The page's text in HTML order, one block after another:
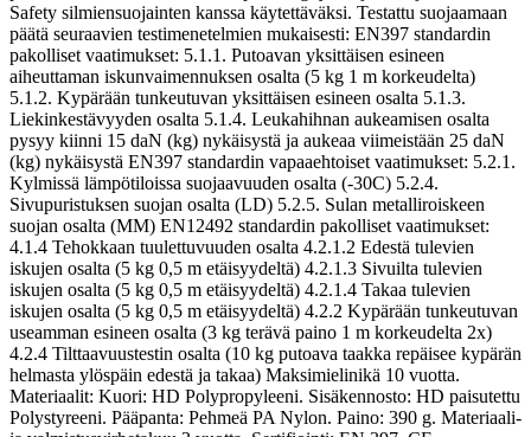
Safety silmiensuojainten kanssa käytettäväksi. Testattu suojaamaan
päätä seuraavien testimenetelmien mukaisesti: EN397 standardin
pakolliset vaatimukset: 5.1.1. Putoavan yksittäisen esineen
aiheuttaman iskunvaimennuksen osalta (5 kg 1 m korkeudelta)
5.1.2. Kypärään tunkeutuvan yksittäisen esineen osalta 5.1.3.
Liekinkestävyyden osalta 5.1.4. Leukahihnan aukeamisen osalta
pysyy kiinni 15 daN (kg) nykäisystä ja aukeaa viimeistään 25 daN
(kg) nykäisystä EN397 standardin vapaaehtoiset vaatimukset: 5.2.1.
Kylmissä lämpötiloissa suojaavuuden osalta (-30C) 5.2.4.
Sivupuristuksen suojan osalta (LD) 5.2.5. Sulan metalliroiskeen
suojan osalta (MM) EN12492 standardin pakolliset vaatimukset:
4.1.4 Tehokkaan tuulettuvuuden osalta 4.2.1.2 Edestä tulevien
iskujen osalta (5 kg 0,5 m etäisyydeltä) 4.2.1.3 Sivuilta tulevien
iskujen osalta (5 kg 0,5 m etäisyydeltä) 4.2.1.4 Takaa tulevien
iskujen osalta (5 kg 0,5 m etäisyydeltä) 4.2.2 Kypärään tunkeutuvan
useamman esineen osalta (3 kg terävä paino 1 m korkeudelta 2x)
4.2.4 Tilttaavuustestin osalta (10 kg putoava taakka repäisee kypärän
helmasta ylöspäin edestä ja takaa) Maksimielinikä 10 vuotta.
Materiaalit: Kuori: HD Polypropyleeni. Sisäkennosto: HD paisutettu
Polystyreeni. Pääpanta: Pehmeä PA Nylon. Paino: 390 g. Materiaali-